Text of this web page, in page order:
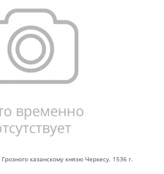
казанскому князю Черкесу. 1536 г.